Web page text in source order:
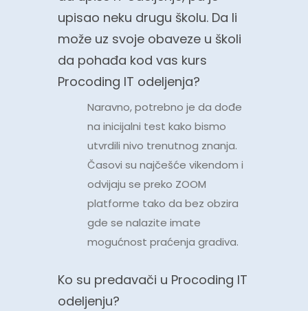
upisao neku drugu školu. Da li
može uz svoje obaveze u školi
da pohađa kod vas kurs
Procoding IT odeljenja?
Naravno, potrebno je da dođe
na inicijalni test kako bismo
utvrdili nivo trenutnog znanja.
Časovi su najčešće vikendom i
odvijaju se preko ZOOM
platforme tako da bez obzira
gde se nalazite imate
mogućnost praćenja gradiva.
Ko su predavači u Procoding IT
odeljenju?